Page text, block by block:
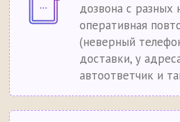
дозвона с разных
оперативная
(неверный
доставки, у
автоответчик и